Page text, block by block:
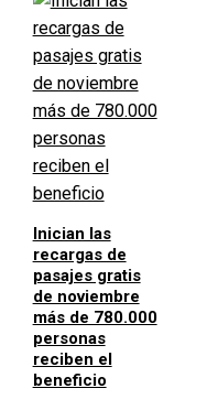
Inician las
recargas de
pasajes gratis
de noviembre
más de 780.000
personas
reciben el
beneficio